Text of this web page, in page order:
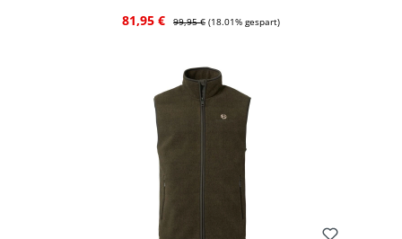
Verkaufspreis:
81,95 € Regulärer Preis:
99,95 € (18.01% gespart)